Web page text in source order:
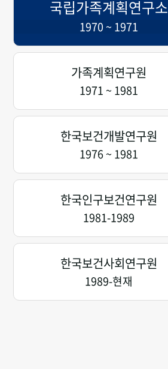
국립가족계획연구소
1970 ~ 1971
가족계획연구원
1971 ~ 1981
한국보건개발연구원
1976 ~ 1981
한국인구보건연구원
1981-1989
한국보건사회연구원
1989-현재